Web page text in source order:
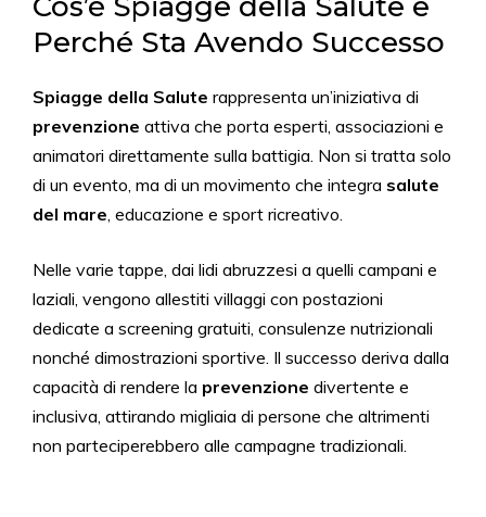
Perché Sta Avendo Successo
Spiagge della Salute rappresenta un’iniziativa di
prevenzione attiva che porta esperti, associazioni e
animatori direttamente sulla battigia. Non si tratta solo
di un evento, ma di un movimento che integra salute
del mare, educazione e sport ricreativo.
Nelle varie tappe, dai lidi abruzzesi a quelli campani e
laziali, vengono allestiti villaggi con postazioni
dedicate a screening gratuiti, consulenze nutrizionali
nonché dimostrazioni sportive. Il successo deriva dalla
capacità di rendere la prevenzione divertente e
inclusiva, attirando migliaia di persone che altrimenti
non parteciperebbero alle campagne tradizionali.